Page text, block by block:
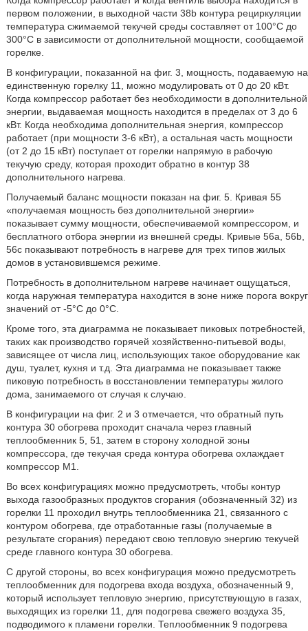
первом положении, в выходной части 38b контура рециркуляции
температура сжимаемой текучей среды составляет от 100°С до
300°С в зависимости от дополнительной мощности, сообщаемой
горелке.
В конфигурации, показанной на фиг. 3, мощность, подаваемую на
единственную горелку 11, можно модулировать от 0 до 20 кВт.
Когда компрессор работает без необходимости в дополнительной
энергии, выдаваемая мощность находится в пределах от 3 до 6
кВт. Когда необходима дополнительная энергия, компрессор
работает (при мощности 3-6 кВт), а остальная часть мощности
(от 2 до 15 кВт) поступает от горелки напрямую в рабочую
текучую среду, которая проходит обратно в контур 38
дополнительного нагрева.
Получаемый баланс мощности показан на фиг. 5. Кривая 55
«получаемая мощность без дополнительной энергии»
показывает сумму мощности, обеспечиваемой компрессором, и
бесплатного отбора энергии из внешней среды. Кривые 56а, 56b,
56с показывают потребность в нагреве для трех типов жилых
домов в установившемся режиме.
Потребность в дополнительном нагреве начинает ощущаться,
когда наружная температура находится в зоне ниже порога вокруг
значений от -5°С до 0°С.
Кроме того, эта диаграмма не показывает пиковых потребностей,
таких как производство горячей хозяйственно-питьевой воды,
зависящее от числа лиц, использующих такое оборудование как
душ, туалет, кухня и т.д. Эта диаграмма не показывает также
пиковую потребность в восстановлении температуры жилого
дома, занимаемого от случая к случаю.
В конфигурации на фиг. 2 и 3 отмечается, что обратный путь
контура 30 обогрева проходит сначала через главный
теплообменник 5, 51, затем в сторону холодной зоны
компрессора, где текучая среда контура обогрева охлаждает
компрессор М1.
Во всех конфигурациях можно предусмотреть, чтобы контур
выхода газообразных продуктов сгорания (обозначенный 32) из
горелки 11 проходил внутрь теплообменника 21, связанного с
контуром обогрева, где отработанные газы (получаемые в
результате сгорания) передают свою тепловую энергию текучей
среде главного контура 30 обогрева.
С другой стороны, во всех конфигурация можно предусмотреть
теплообменник для подогрева входа воздуха, обозначенный 9,
который использует тепловую энергию, присутствующую в газах,
выходящих из горелки 11, для подогрева свежего воздуха 35,
подводимого к пламени горелки. Теплообменник 9 подогрева